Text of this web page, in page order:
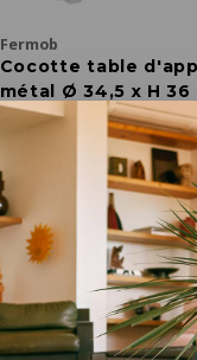
Fermob
Cocotte table
métal Ø 34,5 x H 36
Ø 34,5 x H 36 cm
Meer opties